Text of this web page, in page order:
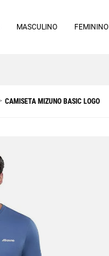
MASCULINO FEMININO
CAMISETA MIZUNO BASIC LOGO